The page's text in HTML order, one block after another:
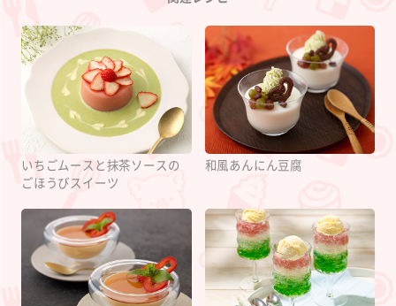
いちごムースと抹茶ソースの
ごほうびスイーツ
和風あんにん豆腐